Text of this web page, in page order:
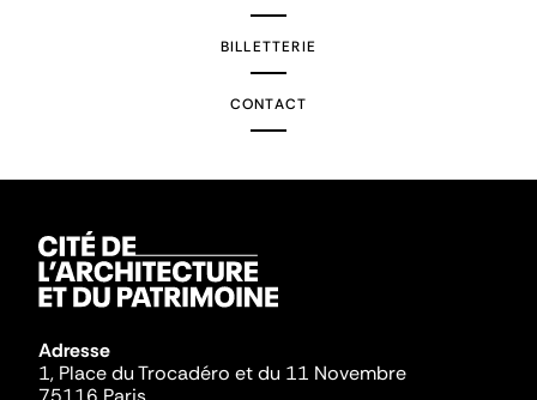
BILLETTERIE
CONTACT
Adresse
1, Place du Trocadéro et du 11 Novembre